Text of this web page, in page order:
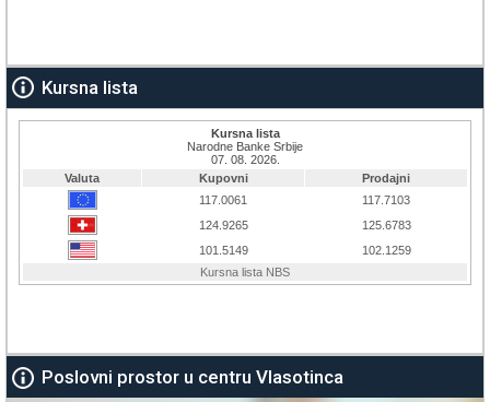
Kursna lista
Poslovni prostor u centru Vlasotinca